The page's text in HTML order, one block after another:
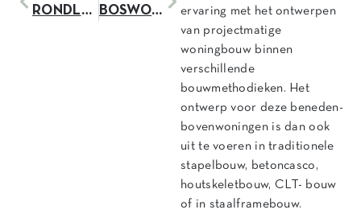
RONDLEIDING DE STELT-ZUID & PLANT JE VLAG
BOSWONING EINDHOVEN OPGELEVERD
ervaring met het ontwerpen
van projectmatige
woningbouw binnen
verschillende
bouwmethodieken. Het
ontwerp voor deze beneden-
bovenwoningen is dan ook
uit te voeren in traditionele
stapelbouw, betoncasco,
houtskeletbouw, CLT- bouw
of in staalframebouw.